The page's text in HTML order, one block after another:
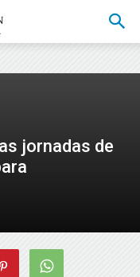
jornadas de